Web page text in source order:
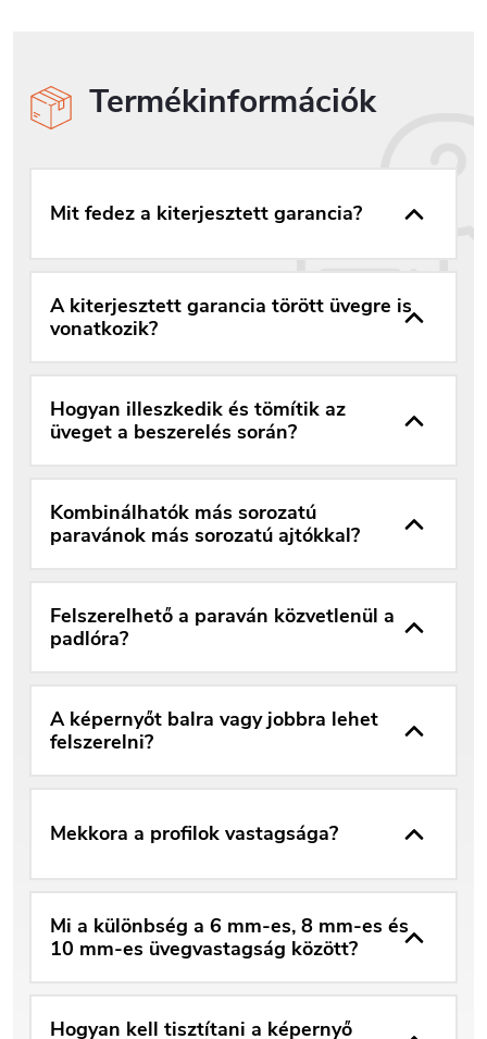
Termékinformációk
Mit fedez a kiterjesztett garancia?
A kiterjesztett garancia törött üvegre is
vonatkozik?
Hogyan illeszkedik és tömítik az
üveget a beszerelés során?
Kombinálhatók más sorozatú
paravánok más sorozatú ajtókkal?
Felszerelhető a paraván közvetlenül a
padlóra?
A képernyőt balra vagy jobbra lehet
felszerelni?
Mekkora a profilok vastagsága?
Mi a különbség a 6 mm-es, 8 mm-es és
10 mm-es üvegvastagság között?
Hogyan kell tisztítani a képernyő